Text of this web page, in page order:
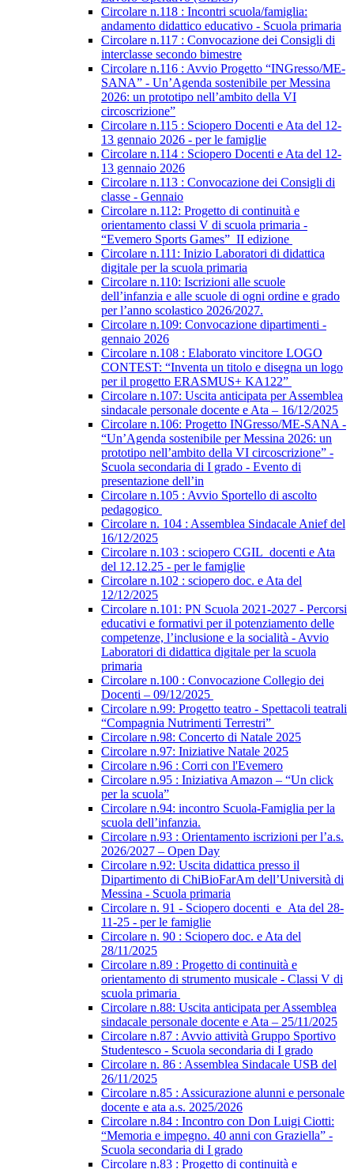
Circolare n.118 : Incontri scuola/famiglia:
andamento didattico educativo - Scuola primaria
Circolare n.117 : Convocazione dei Consigli di
interclasse secondo bimestre
Circolare n.116 : Avvio Progetto “INGresso/ME-
SANA” - Un’Agenda sostenibile per Messina
2026: un prototipo nell’ambito della VI
circoscrizione”
Circolare n.115 : Sciopero Docenti e Ata del 12-
13 gennaio 2026 - per le famiglie
Circolare n.114 : Sciopero Docenti e Ata del 12-
13 gennaio 2026
Circolare n.113 : Convocazione dei Consigli di
classe - Gennaio
Circolare n.112: Progetto di continuità e
orientamento classi V di scuola primaria -
“Evemero Sports Games” II edizione
Circolare n.111: Inizio Laboratori di didattica
digitale per la scuola primaria
Circolare n.110: Iscrizioni alle scuole
dell’infanzia e alle scuole di ogni ordine e grado
per l’anno scolastico 2026/2027.
Circolare n.109: Convocazione dipartimenti -
gennaio 2026
Circolare n.108 : Elaborato vincitore LOGO
CONTEST: “Inventa un titolo e disegna un logo
per il progetto ERASMUS+ KA122”
Circolare n.107: Uscita anticipata per Assemblea
sindacale personale docente e Ata – 16/12/2025
Circolare n.106: Progetto INGresso/ME-SANA -
“Un’Agenda sostenibile per Messina 2026: un
prototipo nell’ambito della VI circoscrizione” -
Scuola secondaria di I grado - Evento di
presentazione dell’in
Circolare n.105 : Avvio Sportello di ascolto
pedagogico
Circolare n. 104 : Assemblea Sindacale Anief del
16/12/2025
Circolare n.103 : sciopero CGIL_docenti e Ata
del 12.12.25 - per le famiglie
Circolare n.102 : sciopero doc. e Ata del
12/12/2025
Circolare n.101: PN Scuola 2021-2027 - Percorsi
educativi e formativi per il potenziamento delle
competenze, l’inclusione e la socialità - Avvio
Laboratori di didattica digitale per la scuola
primaria
Circolare n.100 : Convocazione Collegio dei
Docenti – 09/12/2025
Circolare n.99: Progetto teatro - Spettacoli teatrali
“Compagnia Nutrimenti Terrestri”
Circolare n.98: Concerto di Natale 2025
Circolare n.97: Iniziative Natale 2025
Circolare n.96 : Corri con l'Evemero
Circolare n.95 : Iniziativa Amazon – “Un click
per la scuola”
Circolare n.94: incontro Scuola-Famiglia per la
scuola dell’infanzia.
Circolare n.93 : Orientamento iscrizioni per l’a.s.
2026/2027 – Open Day
Circolare n.92: Uscita didattica presso il
Dipartimento di ChiBioFarAm dell’Università di
Messina - Scuola primaria
Circolare n. 91 - Sciopero docenti_e_Ata del 28-
11-25 - per le famiglie
Circolare n. 90 : Sciopero doc. e Ata del
28/11/2025
Circolare n.89 : Progetto di continuità e
orientamento di strumento musicale - Classi V di
scuola primaria
Circolare n.88: Uscita anticipata per Assemblea
sindacale personale docente e Ata – 25/11/2025
Circolare n.87 : Avvio attività Gruppo Sportivo
Studentesco - Scuola secondaria di I grado
Circolare n. 86 : Assemblea Sindacale USB del
26/11/2025
Circolare n.85 : Assicurazione alunni e personale
docente e ata a.s. 2025/2026
Circolare n.84 : Incontro con Don Luigi Ciotti:
“Memoria e impegno. 40 anni con Graziella” -
Scuola secondaria di I grado
Circolare n.83 : Progetto di continuità e